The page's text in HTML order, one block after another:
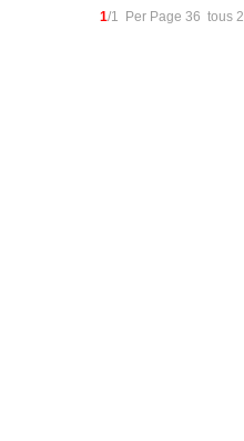
1/1 Per Page 36 tous